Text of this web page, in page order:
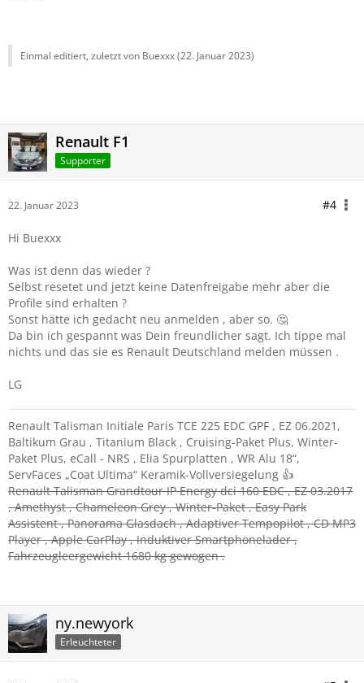
Einmal editiert, zuletzt von Buexxx (22. Januar 2023)
Renault F1
Supporter
22. Januar 2023 #4
Hi Buexxx
Was ist denn das wieder ?
Selbst resetet und jetzt keine Datenfreigabe mehr aber die
Profile sind erhalten ?
Sonst hätte ich gedacht neu anmelden , aber so. 🤔
Da bin ich gespannt was Dein freundlicher sagt. Ich tippe mal
nichts und das sie es Renault Deutschland melden müssen .
LG
Renault Talisman Initiale Paris TCE 225 EDC GPF , EZ 06.2021,
Baltikum Grau , Titanium Black , Cruising-Paket Plus, Winter-
Paket Plus, eCall - NRS , Elia Spurplatten , WR Alu 18“,
ServFaces „Coat Ultima“ Keramik-Vollversiegelung 👍
Renault Talisman Grandtour IP Energy dci 160 EDC , EZ 03.2017
, Amethyst , Chameleon Grey , Winter-Paket , Easy Park
Assistent , Panorama Glasdach , Adaptiver Tempopilot , CD MP3
Player , Apple CarPlay , Induktiver Smartphonelader ,
Fahrzeugleergewicht 1680 kg gewogen .
ny.newyork
Erleuchteter